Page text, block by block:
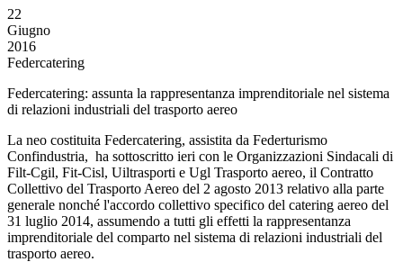
22
Giugno
2016
Federcatering
Federcatering: assunta la rappresentanza imprenditoriale nel sistema
di relazioni industriali del trasporto aereo
La neo costituita Federcatering, assistita da Federturismo
Confindustria, ha sottoscritto ieri con le Organizzazioni Sindacali di
Filt-Cgil, Fit-Cisl, Uiltrasporti e Ugl Trasporto aereo, il Contratto
Collettivo del Trasporto Aereo del 2 agosto 2013 relativo alla parte
generale nonché l'accordo collettivo specifico del catering aereo del
31 luglio 2014, assumendo a tutti gli effetti la rappresentanza
imprenditoriale del comparto nel sistema di relazioni industriali del
trasporto aereo.